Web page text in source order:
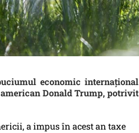
economic internațional
Donald Trump, potrivit
a impus în acest an taxe